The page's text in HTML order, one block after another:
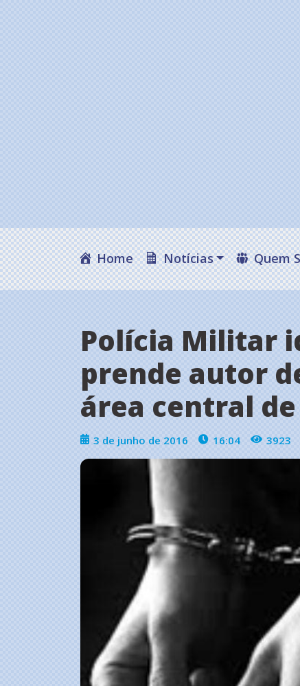
Home Notícias Quem
Polícia Militar
prende autor
área central
3 de junho de 2016 16:04 3923